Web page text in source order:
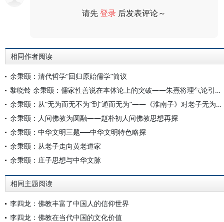
请先登录 后发表评论～
相同作者阅读
余秉颐：清代哲学“回归原始儒学”简议
黎晓铃 余秉颐：儒家性善说在本体论上的突破——朱熹将理气论引入人性论
余秉颐：从“无为而无不为”到“通而无为”——《淮南子》对老子无为思想的传承和引申
余秉颐：人间佛教为圆融——赵朴初人间佛教思想再探
余秉颐：中华文明三题──中华文明特色略探
余秉颐：从老子走向黄老道家
余秉颐：庄子思想与中华文脉
相同主题阅读
李四龙：佛教丰富了中国人的信仰世界
李四龙：佛教在当代中国的文化价值